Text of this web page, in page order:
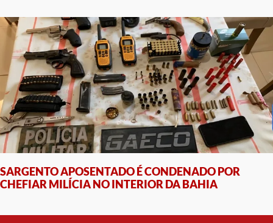
SARGENTO APOSENTADO É CONDENADO POR
CHEFIAR MILÍCIA NO INTERIOR DA BAHIA